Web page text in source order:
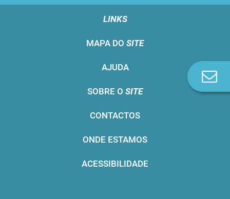
LINKS
MAPA DO SITE
AJUDA
SOBRE O SITE
CONTACTOS
ONDE ESTAMOS
ACESSIBILIDADE